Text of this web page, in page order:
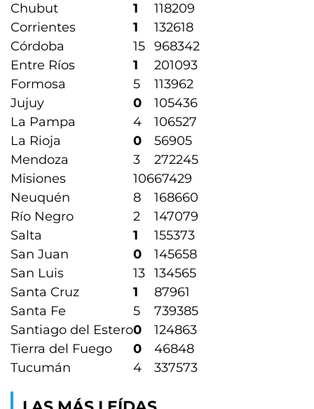
Chubut
1
118209
Corrientes
1
132618
Córdoba
15 968342
Entre Ríos
1
201093
Formosa
5
113962
Jujuy
0
105436
La Pampa
4
106527
La Rioja
0
56905
Mendoza
3
272245
Misiones
10667429
Neuquén
8
168660
Río Negro
2
147079
Salta
1
155373
San Juan
0
145658
San Luis
13 134565
Santa Cruz
1
87961
Santa Fe
5
739385
Santiago del Estero0
124863
Tierra del Fuego
0
46848
Tucumán
4 337573